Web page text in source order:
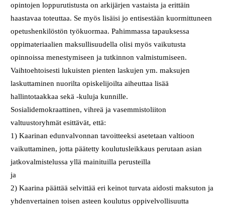
opintojen loppurutistusta on arkijärjen vastaista ja erittäin
haastavaa toteuttaa. Se myös lisäisi jo entisestään kuormittuneen
opetushenkilöstön työkuormaa. Pahimmassa tapauksessa
oppimateriaalien maksullisuudella olisi myös vaikutusta
opinnoissa menestymiseen ja tutkinnon valmistumiseen.
Vaihtoehtoisesti lukuisten pienten laskujen ym. maksujen
laskuttaminen nuorilta opiskelijoilta aiheuttaa lisää
hallintotaakkaa sekä -kuluja kunnille.
Sosialidemokraattinen, vihreä ja vasemmistoliiton
valtuustoryhmät esittävät, että:
1) Kaarinan edunvalvonnan tavoitteeksi asetetaan valtioon
vaikuttaminen, jotta päätetty koulutusleikkaus perutaan asian
jatkovalmistelussa yllä mainituilla perusteilla
ja
2) Kaarina päättää selvittää eri keinot turvata aidosti maksuton ja
yhdenvertainen toisen asteen koulutus oppivelvollisuutta